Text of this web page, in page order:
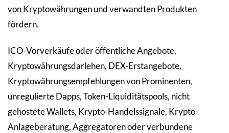
von Kryptowährungen und verwandten Produkten
fördern.
ICO-Vorverkäufe oder öffentliche Angebote,
Kryptowährungsdarlehen, DEX-Erstangebote,
Kryptowährungsempfehlungen von Prominenten,
unregulierte Dapps, Token-Liquiditätspools, nicht
gehostete Wallets, Krypto-Handelssignale, Krypto-
Anlageberatung, Aggregatoren oder verbundene